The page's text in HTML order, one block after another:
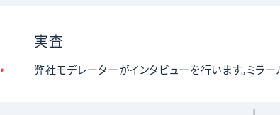
実査
弊社モデレーターがインタビューを行います。ミラ